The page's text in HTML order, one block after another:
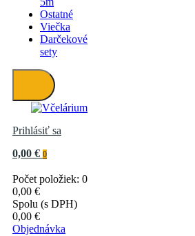
Ostatné
Viečka
Darčekové
sety
Prihlásiť sa
0,00 € 0
Počet položiek: 0
0,00 €
Spolu (s DPH)
0,00 €
Objednávka